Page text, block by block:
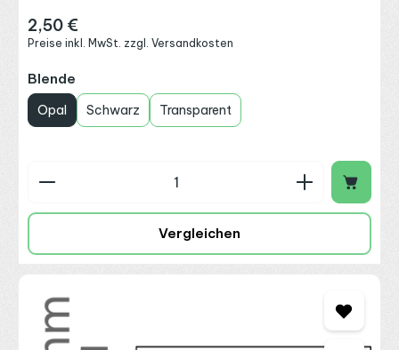
Regulärer Preis:
2,50 €
Preise inkl. MwSt. zzgl. Versandkosten
Blende
Opal Schwarz Transparent
Produkt Anzahl: Gib den gewünschten Wert
Vergleichen